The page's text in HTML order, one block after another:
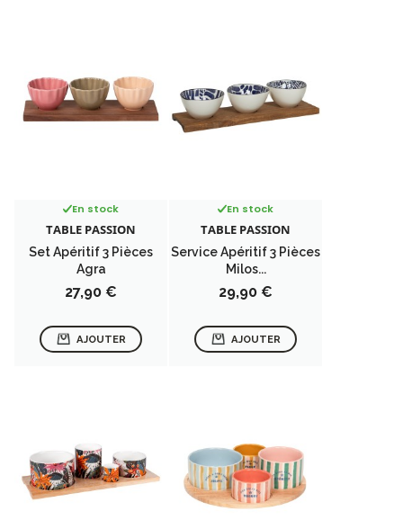
En stock
TABLE PASSION
Set Apéritif 3 Pièces
Agra
Prix
27,90 €
AJOUTER
En stock
TABLE PASSION
Service Apéritif 3 Pièces
Milos...
Prix
29,90 €
AJOUTER